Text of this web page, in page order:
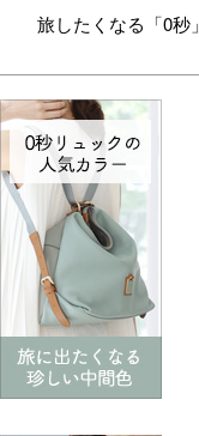
旅したくなる「0秒